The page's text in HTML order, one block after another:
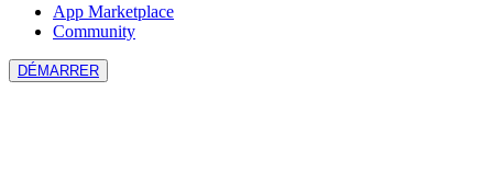
App Marketplace
Community
DÉMARRER